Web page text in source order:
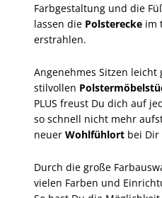
Farbgestaltung und die
lassen die Polsterecke im
erstrahlen.
Angenehmes Sitzen leicht
stilvollen
PLUS freust Du dich auf
so schnell nicht mehr
neuer Wohlfühlort bei Dir
Durch die große
vielen Farben und